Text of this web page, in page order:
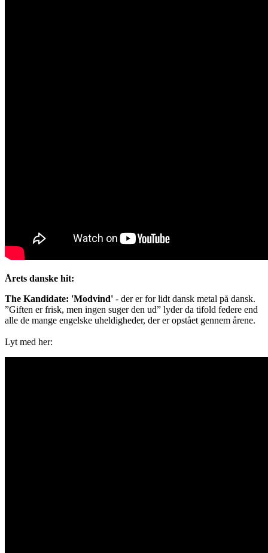
Årets danske hit:
The Kandidate: 'Modvind' - der er for lidt dansk metal på dansk.
”Giften er frisk, men ingen suger den ud” lyder da tifold federe end
alle de mange engelske uheldigheder, der er opstået gennem årene.
Lyt med her: